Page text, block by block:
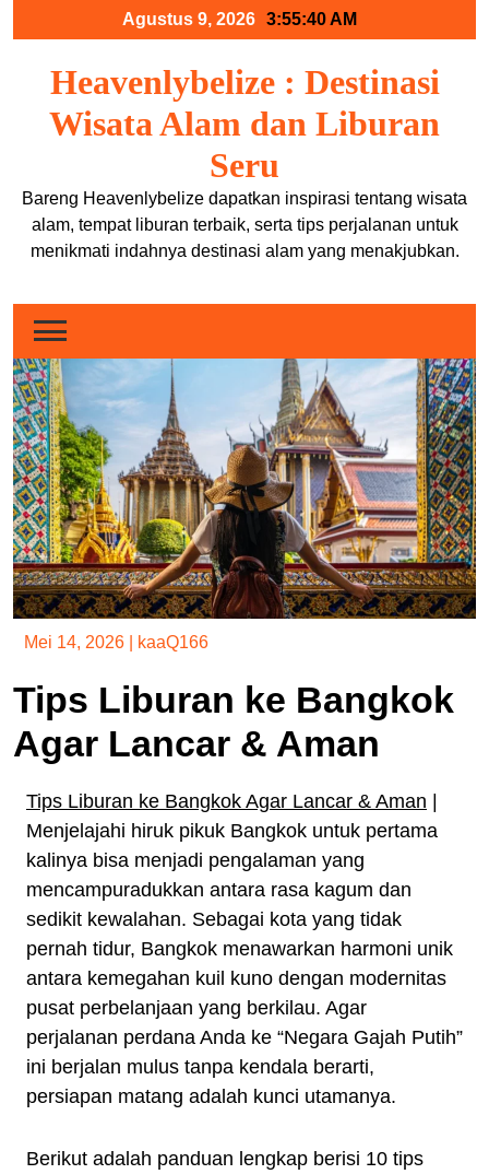
Agustus 9, 2026 3:55:40 AM
Heavenlybelize : Destinasi
Wisata Alam dan Liburan
Seru
Bareng Heavenlybelize dapatkan inspirasi tentang wisata
alam, tempat liburan terbaik, serta tips perjalanan untuk
menikmati indahnya destinasi alam yang menakjubkan.
Mei 14, 2026 kaaQ166
Tips Liburan ke Bangkok
Agar Lancar & Aman
Tips Liburan ke Bangkok Agar Lancar & Aman
Menjelajahi hiruk pikuk Bangkok untuk pertama
kalinya bisa menjadi pengalaman yang
mencampuradukkan antara rasa kagum dan
sedikit kewalahan. Sebagai kota yang tidak
pernah tidur, Bangkok menawarkan harmoni unik
antara kemegahan kuil kuno dengan modernitas
pusat perbelanjaan yang berkilau. Agar
perjalanan perdana Anda ke “Negara Gajah Putih”
ini berjalan mulus tanpa kendala berarti,
persiapan matang adalah kunci utamanya.
Berikut adalah panduan lengkap berisi 10 tips